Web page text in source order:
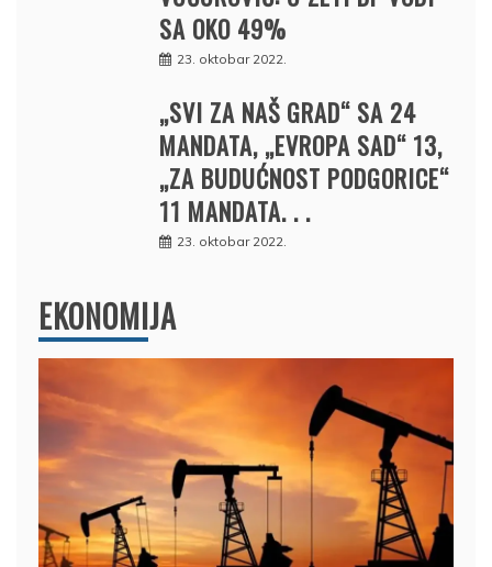
SA OKO 49%
23. oktobar 2022.
„SVI ZA NAŠ GRAD“ SA 24
MANDATA, „EVROPA SAD“ 13,
„ZA BUDUĆNOST PODGORICE“
11 MANDATA. . .
23. oktobar 2022.
EKONOMIJA